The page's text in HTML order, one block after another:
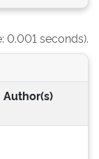
0.001 seconds).
Author(s)